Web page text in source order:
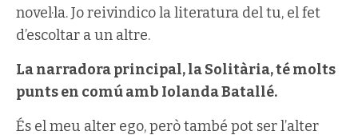
novel·la. Jo reivindico la literatura del tu, el fet
d’escoltar a un altre.
La narradora principal, la Solitària, té molts
punts en comú amb Iolanda Batallé.
És el meu alter ego, però també pot ser l’alter